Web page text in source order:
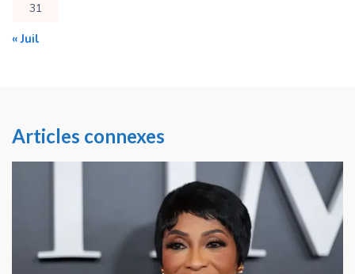
31
« Juil
Articles connexes